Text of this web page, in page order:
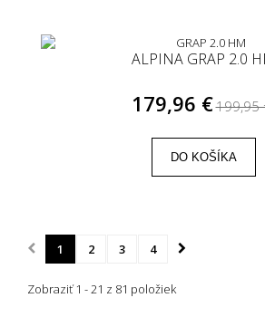
ALPINA GRAP 2.0
179,96 €199,95
DO KOŠÍKA
1 2 3 4
Zobraziť 1 - 21 z 81 položiek